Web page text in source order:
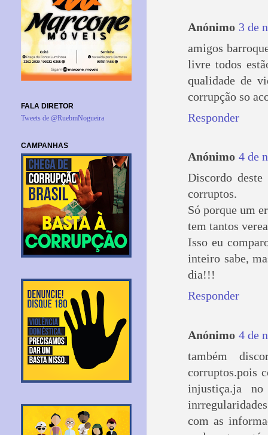
Anónimo 3 de
amigos
livre todos
qualidade de
corrupção so
Responder
Anónimo 4 de
Discordo
corruptos.
Só porque um
tem tantos
Isso eu
inteiro sabe,
dia!!!
Responder
Anónimo 4 de
também
corruptos.pois
injustiça.ja
com as
FALA DIRETOR
Tweets de @RuebmNogueira
CAMPANHAS